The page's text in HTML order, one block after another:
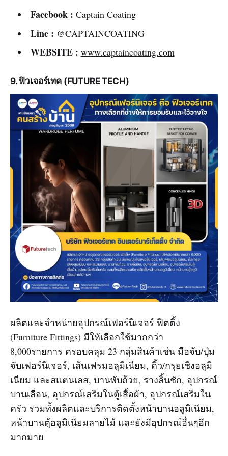
Facebook : Captain Coating
Line : @CAPTAINCOATING
WEBSITE : www.captaincoating.com
9. ฟิวเจอร์เทค (FUTURE TECH)
ผลิตและจำหน่ายอุปกรณ์เฟอร์นิเจอร์ ฟิตติ้ง
(Furniture Fittings) มีให้เลือกใช้มากกว่า
8,000รายการ ครอบคลุม 23 กลุ่มสินค้าเช่น มือจับ/ปุ่ม
จับเฟอร์นิเจอร์, เส้นเฟรมอลูมิเนียม, คิ้ว/กรุยเชิงอลูมิ
เนียม และสแตนเลส, บานพับถ้วย, รางลิ้นชัก, อุปกรณ์
บานเลื่อน, อุปกรณ์เสริมในตู้เสื้อผ้า, อุปกรณ์เสริมใน
ครัว รวมทั้งผลิตและบริการติดตั้งหน้าบานอลูมิเนียม,
หน้าบานตู้อลูมิเนียมลายไม้ และยังมีอุปกรณ์อื่นๆอีก
มากมาย